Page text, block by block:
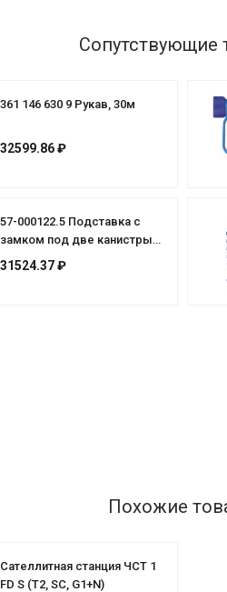
Сопутствующие
361 146 630 9 Рукав, 30м
32599.86 ₽
57-000122.5 Подставка с
замком под две канистры
на 20л.
31524.37 ₽
Похожие
Сателлитная станция ЧСТ 1
FD S (Т2, SC, G1+N)